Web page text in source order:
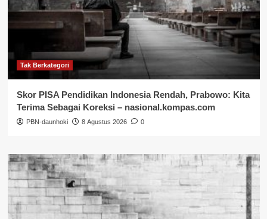
Tak Berkategori
Skor PISA Pendidikan Indonesia Rendah, Prabowo: Kita
Terima Sebagai Koreksi – nasional.kompas.com
PBN-daunhoki 8 Agustus 2026 0